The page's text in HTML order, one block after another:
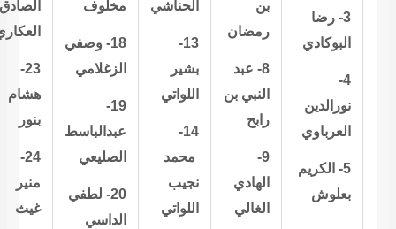
الصادق
العكاري
23-
هشام
بنور
24-
منير
غيث
مخلوف
18- وصفي
الزغلامي
19-
عبدالباسط
الصليعي
20- لطفي
الداسي
الحناشي
13-
بشير
اللواتي
محمد
نجيب
اللواتي
رمضان
عبد
النبي بن
رابح
الهادي
الغالي
3- رضا
البوكادي
نورالدين
العرباوي
5- الكريم
بعلوش